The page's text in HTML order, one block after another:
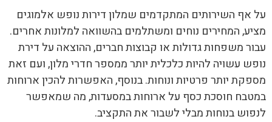
על אף השירותים המתקדמים שמלון דירות נופש אלמוגים
מציע, המחירים נוחים ומשתלמים בהשוואה למלונות אחרים.
עבור משפחות גדולות או קבוצות חברים, ההוצאה על דירת
נופש עשויה להיות כלכלית יותר ממספר חדרי מלון, ועם זאת
מספקת יותר פרטיות ונוחות. בנוסף, האפשרות להכין ארוחות
במטבח חוסכת כסף על ארוחות במסעדות, מה שמאפשר
לנפוש בנוחות מבלי לשבור את התקציב.